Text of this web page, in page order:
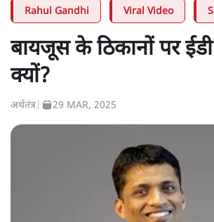
Rahul Gandhi Viral Video
बायजूस के ठिकानों पर
क्यों?
अर्थतंत्र 29 MAR, 2025